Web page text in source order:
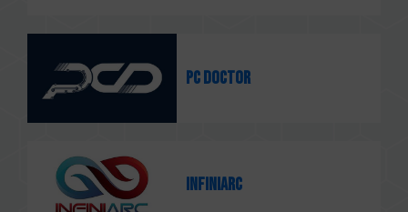
PC Doctor
Infiniarc